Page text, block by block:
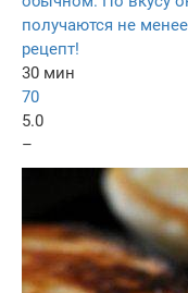
получаются не
рецепт!
30 мин
70
5.0
–